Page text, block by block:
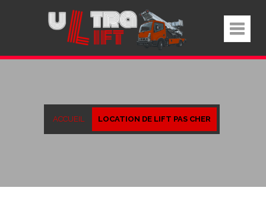
ACCUEIL LOCATION DE LIFT PAS CHER